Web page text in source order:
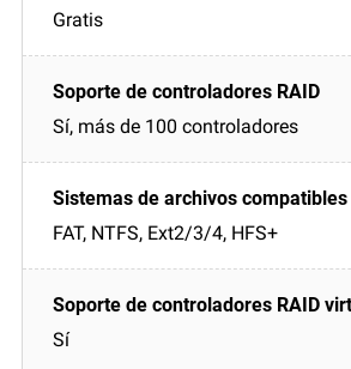
Gratis
Sí, más de 100 controladores
FAT, NTFS, Ext2/3/4, HFS+
Sí